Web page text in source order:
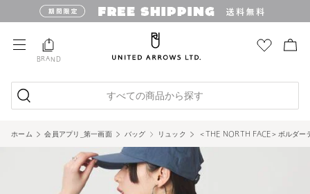
BRAND
すべての商品から探す
ホーム 会員アプリ_第一画面 バッグ リュック ＜THE NORTH FACE＞ボルダ